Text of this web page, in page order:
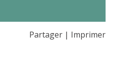
Partager | Imprimer